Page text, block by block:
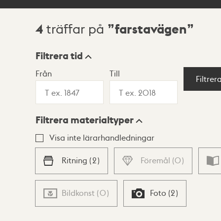
Sökresultat
4 träffar på farstavägen
Visningsläge
Lista Karta
Filtrera tid
Från Till
Filtrera materialtyper
Visa inte lärarhandledningar
Ritning (2) Föremål (0)
Bildkonst (0) Foto (2)